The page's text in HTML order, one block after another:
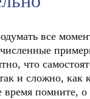
все
что
и сложно, как
время помните, о